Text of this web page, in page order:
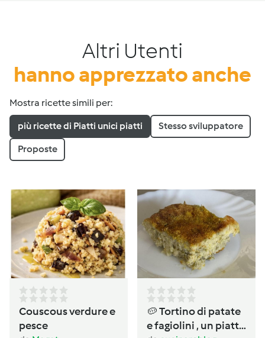
Altri Utenti
hanno apprezzato anche
Mostra ricette simili per:
più ricette di Piatti unici piatti Stesso sviluppatore
Proposte
Couscous verdure e
pesce
🥔 Tortino di patate
e fagiolini , un piatto